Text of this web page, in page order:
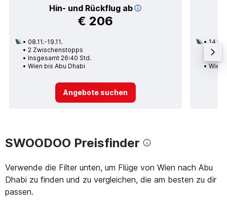
Hin- und Rückflug ab
€ 206
08.11.-19.11.
2 Zwischenstopps
Insgesamt 26:40 Std.
Wien bis Abu Dhabi
Angebote suchen
14.11.
2
Wien
SWOODOO Preisfinder
Verwende die Filter unten, um Flüge von Wien nach Abu
Dhabi zu finden und zu vergleichen, die am besten zu dir
passen.